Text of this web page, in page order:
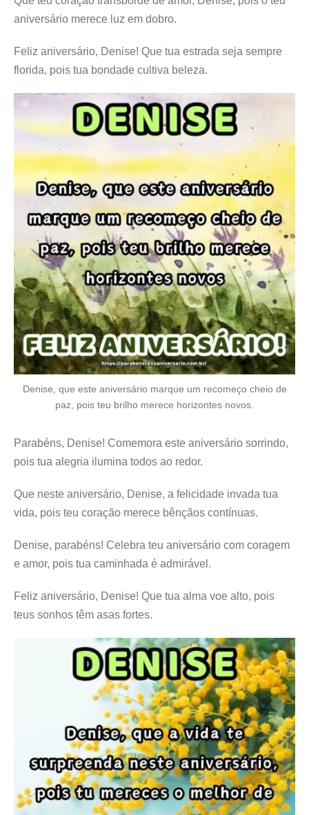
aniversário merece luz em dobro.
Feliz aniversário, Denise! Que tua estrada seja sempre
florida, pois tua bondade cultiva beleza.
Denise, que este aniversário marque um recomeço cheio de
paz, pois teu brilho merece horizontes novos.
Parabéns, Denise! Comemora este aniversário sorrindo,
pois tua alegria ilumina todos ao redor.
Que neste aniversário, Denise, a felicidade invada tua
vida, pois teu coração merece bênçãos contínuas.
Denise, parabéns! Celebra teu aniversário com coragem
e amor, pois tua caminhada é admirável.
Feliz aniversário, Denise! Que tua alma voe alto, pois
teus sonhos têm asas fortes.